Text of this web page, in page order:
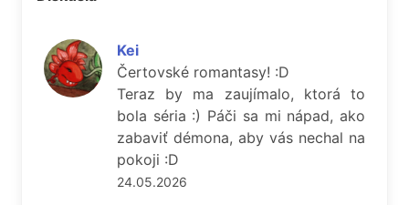
Kei
Čertovské romantasy! :D
Teraz by ma zaujímalo, ktorá to
bola séria :) Páči sa mi nápad, ako
zabaviť démona, aby vás nechal na
pokoji :D
24.05.2026